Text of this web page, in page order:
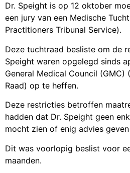
Dr. Speight is op 12 oktober
een jury van een Medische
Practitioners Tribunal Service).
Deze tuchtraad besliste om de
Speight waren opgelegd sinds
General Medical Council (GMC)
Raad) op te heffen.
Deze restricties betroffen
hadden dat Dr. Speight geen
mocht zien of enig advies
Dit was voorlopig beslist voor
maanden.